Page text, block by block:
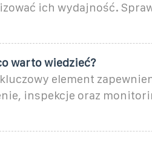
ich wydajność.
warto wiedzieć?
element
inspekcje oraz